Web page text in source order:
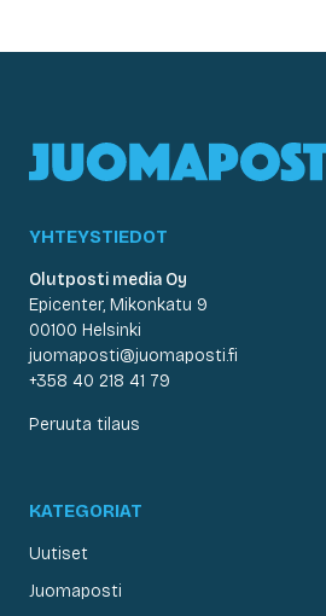
YHTEYSTIEDOT
Olutposti media Oy
Epicenter, Mikonkatu 9
00100 Helsinki
juomaposti@juomaposti.fi
+358 40 218 41 79
Peruuta tilaus
KATEGORIAT
Uutiset
Juomaposti